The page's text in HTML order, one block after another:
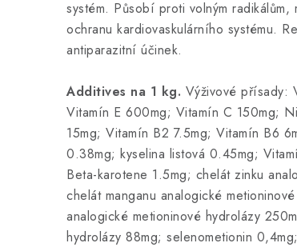
systém. Působí proti volným
ochranu kardiovaskulárního systému.
antiparazitní účinek.
Additives na 1 kg. Výživové přísady:
Vitamín E 600mg; Vitamín C 150mg;
15mg; Vitamín B2 7.5mg; Vitamín B6
0.38mg; kyselina listová 0.45mg;
Beta-karotene 1.5mg; chelát zinku
chelát manganu analogické
analogické metioninové hydrolázy
hydrolázy 88mg; selenometionin